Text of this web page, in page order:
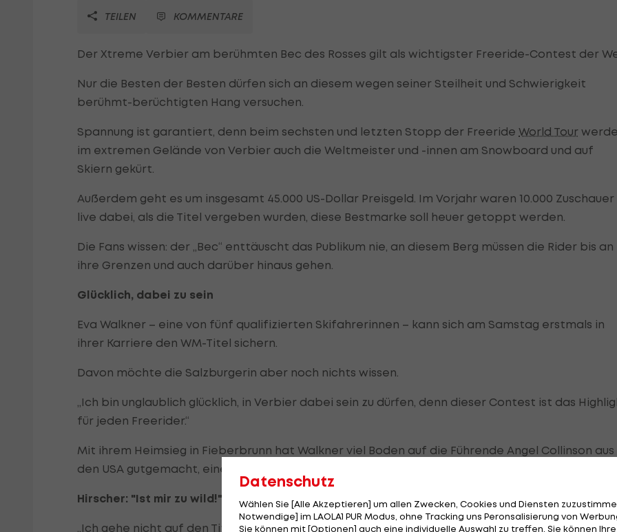
TEILEN
KOMMENTARE
Der Xtreme Verbier am berühmten Bec des Rosses gilt als wichtigster Freeride-Contest der
Nur die Besten der Besten dürfen sich an diesem wegen seiner Steilheit und Schwierigkeit
berühmt-berüchtigten Hang versuchen.
Spannung ist garantiert, denn beim sechsten und letzten Stopp der Freeride World Tour
im extremen Gelände von Verbier auch die Weltmeister und -innen am Snowboard und auf
Skiern gekürt.
Außerdem geht es um insgesamt 45.000 US-Dollar Preisgeld. Im Vorjahr waren 10.000 Zuschauer
live dabei, als die Titel vergeben wurden, diese Bestmarke soll heuer getoppt werden.
Die Fans wissen: der „Bec“ enttäuscht das Publikum nie, an diesem Berg müssen die Rider bis an
ihre Grenzen und auch darüber hinaus gehen.
Glücklich, dabei zu sein
Eva Walkner – eine von fünf qualifizierten Skifahrerinnen – kann sich am Samstag erstmals in
ihrer Karriere den WM-Titel sichern.
Davon möchte die Salzburgerin aber noch nichts wissen.
„Ich bin unglaublich glücklich, in Verbier dabei sein zu dürfen, denn dieser Contest ist das
für jeden Freerider.“
Mit ihrem Heimsieg in Fieberbrunn hat Walkner viel Boden auf die Führende Angel Collinson aus
den USA gutgemacht, eine Kampfansage gibt es aber nicht.
Hirscher: "Ist mir zu wild!"
„Ich gehe nicht auf den Titel, sondern fahre den Contest als eigenständigen Wettkampf und
Datenschutz
Wählen Sie [Alle Akzeptieren] um allen Zwecken, Cookies und Diensten
Notwendige] im LAOLA1 PUR Modus, ohne Tracking uns Peronsalisierung von
Sie können mit [Optionen] auch eine individuelle Auswahl zu treffen. Sie können